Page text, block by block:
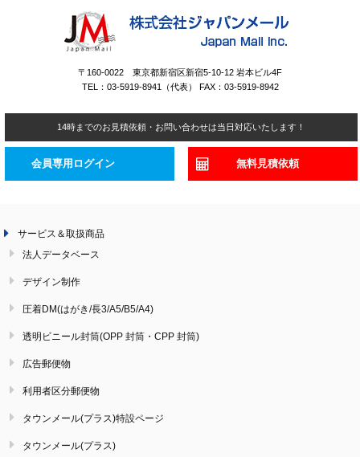
〒160-0022 東京都新宿区新宿5-10-12 岩本ビル4F
TEL：03-5919-8941（代表） FAX：03-5919-8942
14時までのお見積依頼・お問い合わせは当日対応いたします！
会員専用ログイン 無料見積依頼
サービス＆取扱商品
法人データベース
デザイン制作
圧着DM(はがき/長3/A5/B5/A4)
透明ビニール封筒(OPP 封筒・CPP 封筒)
広告郵便物
利用者区分郵便物
タウンメール(プラス)特設ページ
タウンメール(プラス)